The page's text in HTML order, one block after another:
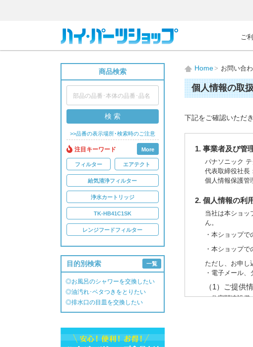
ご
商品検索
検 索
>>品番の表示場所･検索時のご注意
注目キーワード More
フィルター エアテクト
給気清浄フィルター
浄水カートリッジ
TK-HB41C1SK
レンジフードフィルター
目的別検索 一覧
◎お風呂のシャワーを交換したい
◎油汚れ･ベタつきをとりたい
◎排水口の目皿を交換したい
Home お問い合
個人情報の取
下記をご確認いただ
1. 事業者及び管
パナソニック
代表取締役社長
個人情報保護管
2. 個人情報の利
当社は本ショッ
ん。
・本ショップ
・本ショップ
ただし、お申し
・電子メール
（1）ご提供
・住宅関連設備